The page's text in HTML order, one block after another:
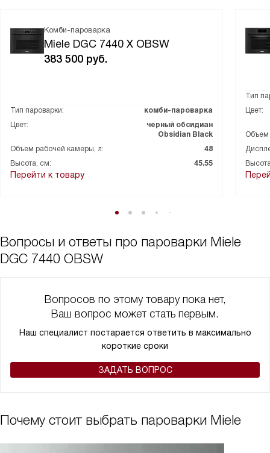
Комби-пароварка
Miele DGC 7440 X OBSW
383 500 руб.
Тип пароварки:
комби-пароварка
Цвет:
черный обсидиан
Obsidian Black
Объем рабочей камеры, л:
48
Высота, см:
45.55
Перейти к товару
Тип
Цвет:
Объем
Вопросы и ответы про пароварки Miele
DGC 7440 OBSW
Вопросов по этому товару пока нет,
Ваш вопрос может стать первым.
Наш специалист постарается ответить в максимально
короткие сроки
ЗАДАТЬ ВОПРОС
Почему стоит выбрать пароварки Miele